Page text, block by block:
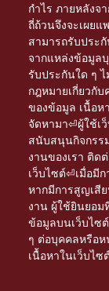
กำไร ภายหลังจ
ถี่ถ้วนจึงจะเผย
สามารถรับประ
จากแหล่งข้อมูล
รับประกันใด ๆ
กฎหมายเกี่ยวกั
ของข้อมูล เนื้อห
จัดหามา⏎ผู้ใช้เ
สนับสนุนกิจกรร
งานของเรา ติด
เว็บไซต์⏎เมื่อมีก
หากมีการสูญเสี
งาน ผู้ใช้ยินยอม
ข้อมูลบนเว็บไซ
ๆ ต่อบุคคลหรือ
เนื้อหาในเว็บไซต์